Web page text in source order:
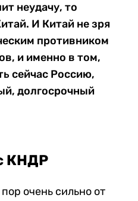
неудачу, то
И Китай не зря
противником
и именно в том,
сейчас Россию,
долгосрочный
КНДР
очень сильно от